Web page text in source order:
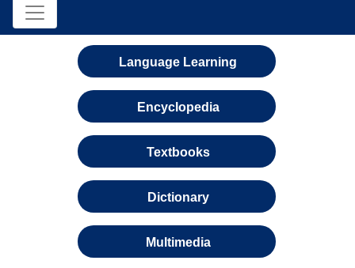
Language Learning
Encyclopedia
Textbooks
Dictionary
Multimedia